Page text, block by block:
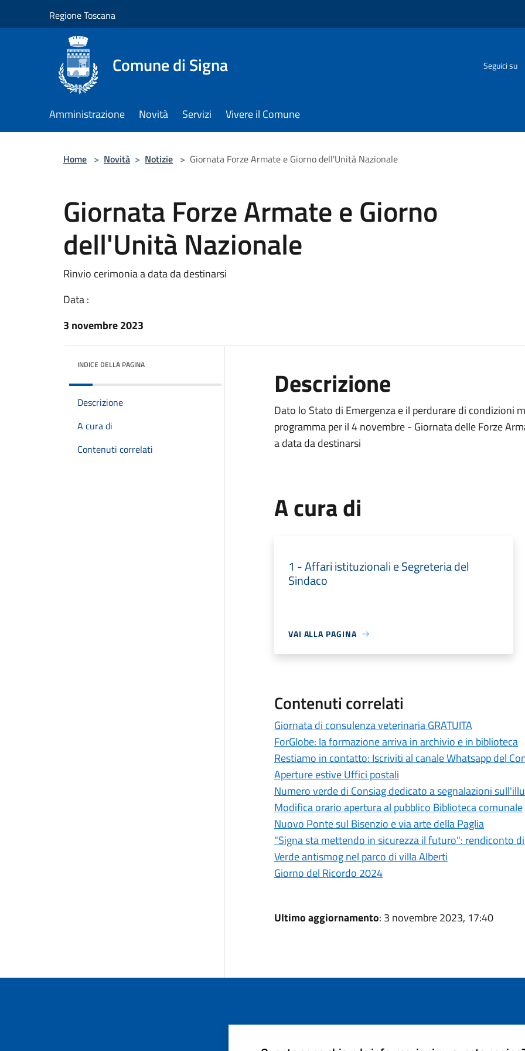
Regione Toscana
Comune di Signa Seguici su
Amministrazione Novità Servizi Vivere il Comune
Home > Novità > Notizie > Giornata Forze Armate e Giorno dell'Unità Nazionale
Giornata Forze Armate e Giorno
dell'Unità Nazionale
Rinvio cerimonia a data da destinarsi
Data :
3 novembre 2023
INDICE DELLA PAGINA
Descrizione
A cura di
Contenuti correlati
Descrizione
Dato lo Stato di Emergenza e il perdurare di condizioni
programma per il 4 novembre - Giornata delle Forze
a data da destinarsi
A cura di
1 - Affari istituzionali e Segreteria del
Sindaco
VAI ALLA PAGINA
Contenuti correlati
Giornata di consulenza veterinaria GRATUITA
ForGlobe: la formazione arriva in archivio e in biblioteca
Restiamo in contatto: Iscriviti al canale Whatsapp del
Aperture estive Uffici postali
Numero verde di Consiag dedicato a segnalazioni
Modifica orario apertura al pubblico Biblioteca comunale
Nuovo Ponte sul Bisenzio e via arte della Paglia
"Signa sta mettendo in sicurezza il futuro": rendiconto
Verde antismog nel parco di villa Alberti
Giorno del Ricordo 2024
Ultimo aggiornamento: 3 novembre 2023, 17:40